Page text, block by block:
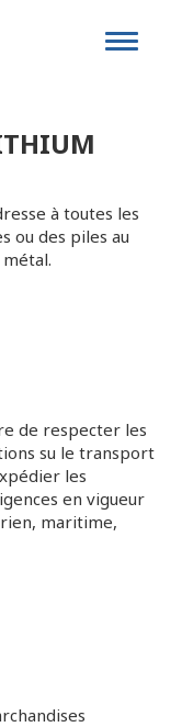
Toggle
à toutes les
ou des piles au
de respecter les
su le transport
les
en vigueur
maritime,